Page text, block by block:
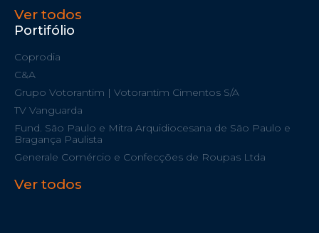
Ver todos
Portifólio
Coprodia
C&A
Grupo Votorantim | Votorantim Cimentos S/A
TV Vanguarda
Fund. São Paulo e Mitra Arquidiocesana de São Paulo e
Bragança Paulista
Generale Comércio e Confecções de Roupas Ltda
Ver todos